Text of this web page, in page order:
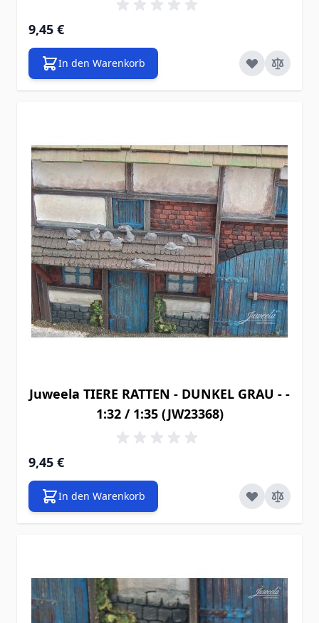
9,45 €
In den Warenkorb
Juweela TIERE RATTEN - DUNKEL GRAU - -
1:32 / 1:35 (JW23368)
9,45 €
In den Warenkorb